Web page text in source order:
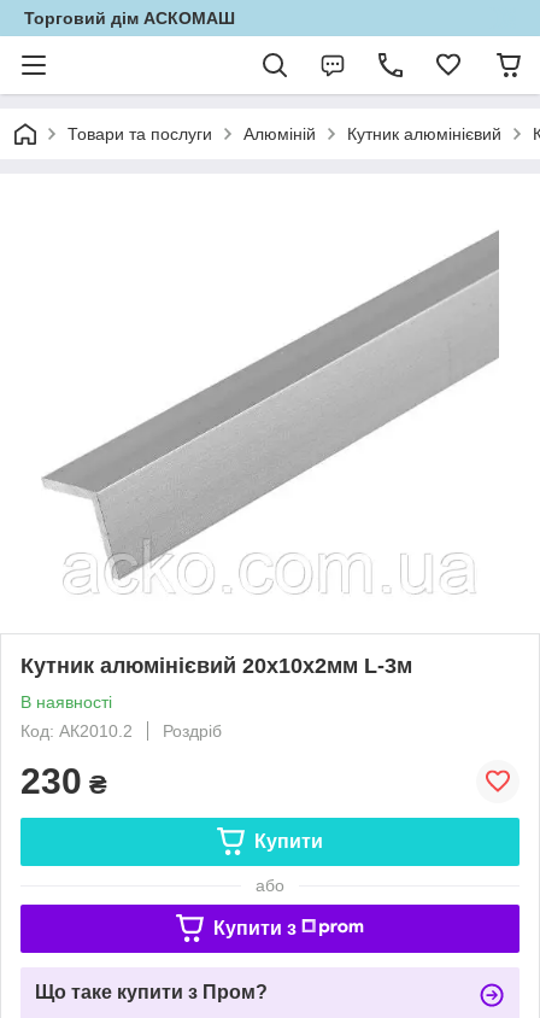
Торговий дім АСКОМАШ
Товари та послуги Алюміній Кутник алюмінієвий
Кутник алюмінієвий 20х10х2мм L-3м
В наявності
Код: АК2010.2
Роздріб
230 ₴
Купити
або
Купити з
Що таке купити з Пром?